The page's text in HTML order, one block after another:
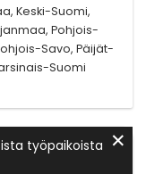
Keski-Suomi,
Pohjois-
Savo, Päijät-
Suomi
työpaikoista ✕